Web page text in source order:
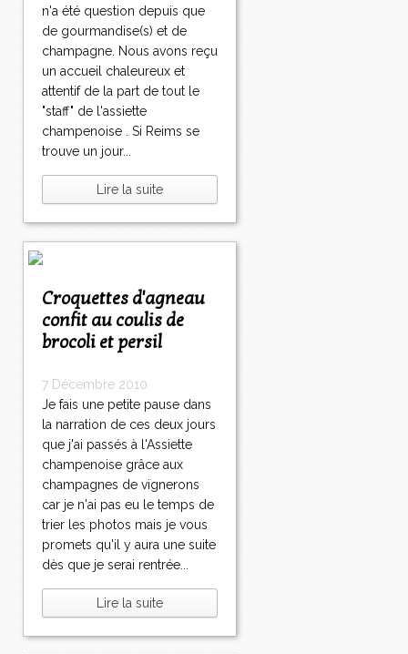
n'a été question depuis que
de gourmandise(s) et de
champagne. Nous avons reçu
un accueil chaleureux et
attentif de la part de tout le
"staff" de l'assiette
champenoise . Si Reims se
trouve un jour...
Lire la suite
Croquettes d'agneau
confit au coulis de
brocoli et persil
7 Décembre 2010
Je fais une petite pause dans
la narration de ces deux jours
que j'ai passés à l'Assiette
champenoise grâce aux
champagnes de vignerons
car je n'ai pas eu le temps de
trier les photos mais je vous
promets qu'il y aura une suite
dès que je serai rentrée...
Lire la suite